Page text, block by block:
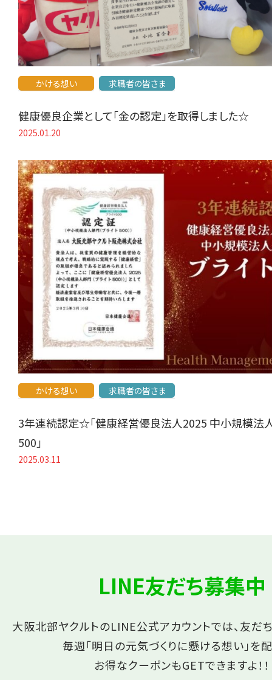
かける想い 求職者の皆さま
健康優良企業として「金の認定」を取得しました☆
2025.01.20
かける想い 求職者の皆さま
3年連続認定☆「健康経営優良法人2025 中小規模法
500」
2025.03.11
LINE友だち募集中
大阪北部ヤクルトのLINE公式アカウントでは、友だ
毎週「明日の元気づくりに懸ける想い」を
お得なクーポンもGETできますよ！！